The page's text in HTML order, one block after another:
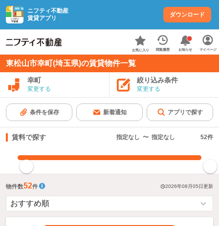
ニフティ不動産
賃貸アプリ
ダウンロード
お気に入り 閲覧履歴 お知らせ マイページ
東松山市幸町(埼玉県)の賃貸物件一覧
幸町
変更する
絞り込み条件
変更する
条件を保存 新着通知 アプリで探す
賃料で探す 指定なし 〜 指定なし 52件
物件数52件 2026年08月05日更新